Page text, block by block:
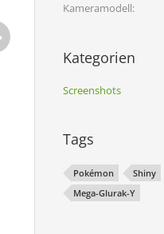
Kameramodell
Kategorien
Screenshots
Tags
Pokémon Shiny
Mega-Glurak-Y